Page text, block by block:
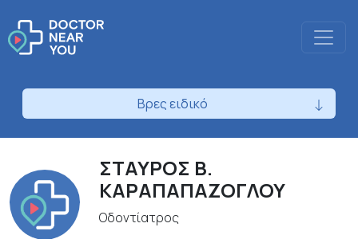
Βρες ειδικό
ΣΤΑΥΡΟΣ Β.
ΚΑΡΑΠΑΠΑΖΟΓΛΟΥ
Οδοντίατρος